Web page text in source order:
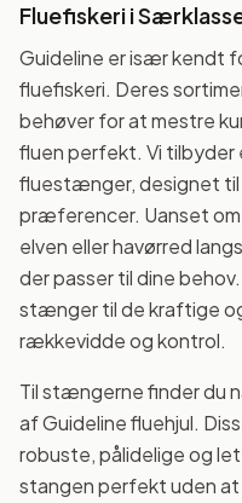
Fluefiskeri i
Guideline er især kendt
fluefiskeri. Deres
behøver for at mestre
fluen perfekt. Vi tilbyder
fluestænger, designet
præferencer. Uanset om
elven eller havørred
der passer til dine
stænger til de kraftige
rækkevidde og kontrol.
Til stængerne finder du
af Guideline fluehjul.
robuste, pålidelige og
stangen perfekt uden